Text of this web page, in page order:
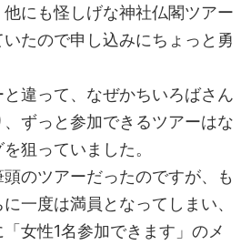
にも怪しげな神社仏閣ツアー
たので申し込みにちょっと勇
違って、なぜかちいろばさん
ずっと参加できるツアーはな
狙っていました。
のツアーだったのですが、も
一度は満員となってしまい、
女性1名参加できます」のメ